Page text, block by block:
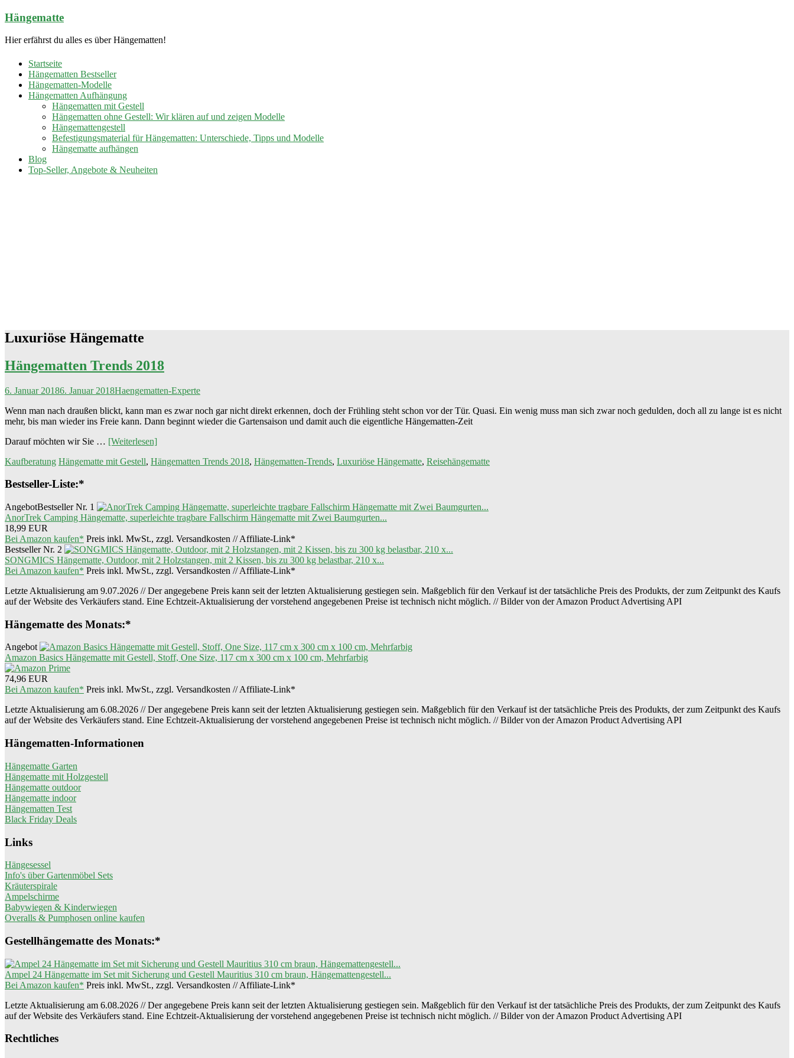
Zum
springen
Hängematte
Hier erfährst du alles es über Hängematten!
Startseite
Hängematten Bestseller
Hängematten-Modelle
Hängematten Aufhängung
Hängematten mit Gestell
Hängematten ohne Gestell: Wir klären auf und zeigen Modelle
Hängemattengestell
Befestigungsmaterial für Hängematten: Unterschiede, Tipps und Modelle
Hängematte aufhängen
Blog
Top-Seller, Angebote & Neuheiten
Luxuriöse Hängematte
Hängematten Trends 2018
6. Januar 20186. Januar 2018Haengematten-Experte
Wenn man nach draußen blickt, kann man es zwar noch gar nicht direkt erkennen, doch der Frühling steht schon vor der Tür. Quasi. Ein wenig muss man sich zwar noch gedulden, doch all zu lange ist es nicht
mehr, bis man wieder ins Freie kann. Dann beginnt wieder die Gartensaison und damit auch die eigentliche Hängematten-Zeit
Darauf möchten wir Sie … [Weiterlesen]
Kaufberatung Hängematte mit Gestell, Hängematten Trends 2018, Hängematten-Trends, Luxuriöse Hängematte, Reisehängematte
Bestseller-Liste:*
AngebotBestseller Nr. 1
AnorTrek Camping Hängematte, superleichte tragbare Fallschirm Hängematte mit Zwei Baumgurten...
18,99 EUR
Bei Amazon kaufen* Preis inkl. MwSt., zzgl. Versandkosten // Affiliate-Link*
Bestseller Nr. 2
SONGMICS Hängematte, Outdoor, mit 2 Holzstangen, mit 2 Kissen, bis zu 300 kg belastbar, 210 x...
Bei Amazon kaufen* Preis inkl. MwSt., zzgl. Versandkosten // Affiliate-Link*
Letzte Aktualisierung am 9.07.2026 // Der angegebene Preis kann seit der letzten Aktualisierung gestiegen sein. Maßgeblich für den Verkauf ist der tatsächliche Preis des Produkts, der zum Zeitpunkt des Kaufs
auf der Website des Verkäufers stand. Eine Echtzeit-Aktualisierung der vorstehend angegebenen Preise ist technisch nicht möglich. // Bilder von der Amazon Product Advertising API
Hängematte des Monats:*
Angebot
Amazon Basics Hängematte mit Gestell, Stoff, One Size, 117 cm x 300 cm x 100 cm, Mehrfarbig
74,96 EUR
Bei Amazon kaufen* Preis inkl. MwSt., zzgl. Versandkosten // Affiliate-Link*
Letzte Aktualisierung am 6.08.2026 // Der angegebene Preis kann seit der letzten Aktualisierung gestiegen sein. Maßgeblich für den Verkauf ist der tatsächliche Preis des Produkts, der zum Zeitpunkt des Kaufs
auf der Website des Verkäufers stand. Eine Echtzeit-Aktualisierung der vorstehend angegebenen Preise ist technisch nicht möglich. // Bilder von der Amazon Product Advertising API
Hängematten-Informationen
Hängematte Garten
Hängematte mit Holzgestell
Hängematte outdoor
Hängematte indoor
Hängematten Test
Black Friday Deals
Links
Hängesessel
Info's über Gartenmöbel Sets
Kräuterspirale
Ampelschirme
Babywiegen & Kinderwiegen
Overalls & Pumphosen online kaufen
Gestellhängematte des Monats:*
Ampel 24 Hängematte im Set mit Sicherung und Gestell Mauritius 310 cm braun, Hängemattengestell...
Bei Amazon kaufen* Preis inkl. MwSt., zzgl. Versandkosten // Affiliate-Link*
Letzte Aktualisierung am 6.08.2026 // Der angegebene Preis kann seit der letzten Aktualisierung gestiegen sein. Maßgeblich für den Verkauf ist der tatsächliche Preis des Produkts, der zum Zeitpunkt des Kaufs
auf der Website des Verkäufers stand. Eine Echtzeit-Aktualisierung der vorstehend angegebenen Preise ist technisch nicht möglich. // Bilder von der Amazon Product Advertising API
Rechtliches